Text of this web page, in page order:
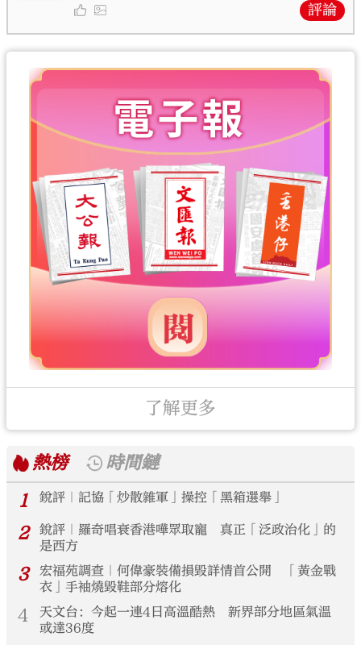
評論
了解更多
熱榜
時間鏈
1
銳評｜記協「炒散雜軍」操控「黑箱選舉」
2
銳評｜羅奇唱衰香港嘩眾取寵 真正「泛政治化」的
是西方
3
宏福苑調查｜何偉豪裝備損毀詳情首公開 「黃金戰
衣」手袖燒毀鞋部分熔化
4
天文台：今起一連4日高溫酷熱 新界部分地區氣溫
或達36度